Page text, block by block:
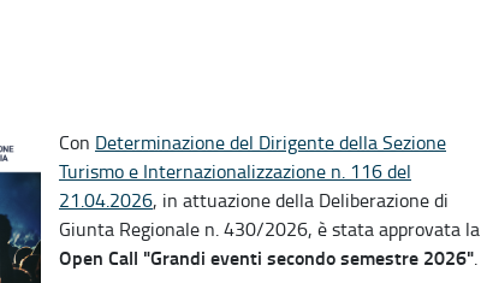
Con Determinazione del Dirigente della Sezione
Turismo e Internazionalizzazione n. 116 del
21.04.2026, in attuazione della Deliberazione di
Giunta Regionale n. 430/2026, è stata approvata la
Open Call "Grandi eventi secondo semestre 2026".